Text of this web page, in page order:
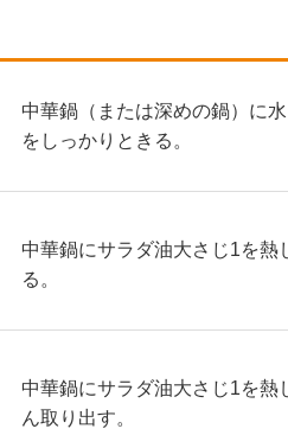
中華鍋（または深めの鍋）に
をしっかりときる。
中華鍋にサラダ油大さじ1を熱
る。
中華鍋にサラダ油大さじ1を熱
ん取り出す。